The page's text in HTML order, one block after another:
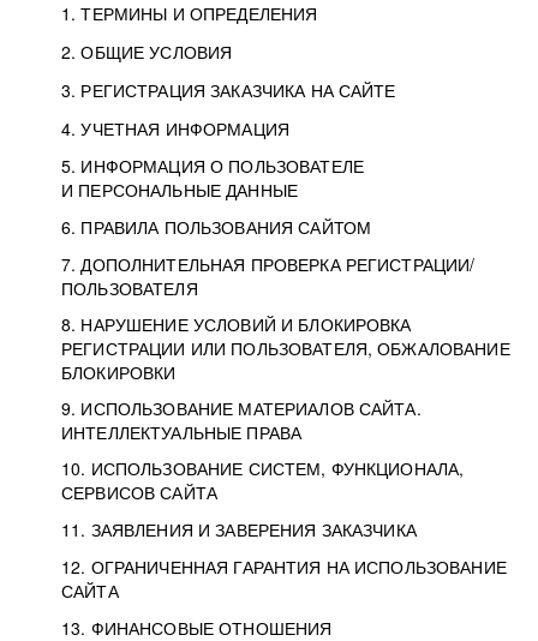
1. ТЕРМИНЫ И ОПРЕДЕЛЕНИЯ
2. ОБЩИЕ УСЛОВИЯ
3. РЕГИСТРАЦИЯ ЗАКАЗЧИКА НА САЙТЕ
4. УЧЕТНАЯ ИНФОРМАЦИЯ
5. ИНФОРМАЦИЯ О ПОЛЬЗОВАТЕЛЕ
И ПЕРСОНАЛЬНЫЕ ДАННЫЕ
6. ПРАВИЛА ПОЛЬЗОВАНИЯ САЙТОМ
7. ДОПОЛНИТЕЛЬНАЯ ПРОВЕРКА РЕГИСТРАЦИИ/
ПОЛЬЗОВАТЕЛЯ
8. НАРУШЕНИЕ УСЛОВИЙ И БЛОКИРОВКА
РЕГИСТРАЦИИ ИЛИ ПОЛЬЗОВАТЕЛЯ, ОБЖАЛОВАНИЕ
БЛОКИРОВКИ
9. ИСПОЛЬЗОВАНИЕ МАТЕРИАЛОВ САЙТА.
ИНТЕЛЛЕКТУАЛЬНЫЕ ПРАВА
10. ИСПОЛЬЗОВАНИЕ СИСТЕМ, ФУНКЦИОНАЛА,
СЕРВИСОВ САЙТА
11. ЗАЯВЛЕНИЯ И ЗАВЕРЕНИЯ ЗАКАЗЧИКА
12. ОГРАНИЧЕННАЯ ГАРАНТИЯ НА ИСПОЛЬЗОВАНИЕ
САЙТА
13. ФИНАНСОВЫЕ ОТНОШЕНИЯ